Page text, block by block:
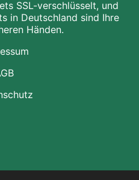
SSL-verschlüsselt, und
in Deutschland sind Ihre
Händen.